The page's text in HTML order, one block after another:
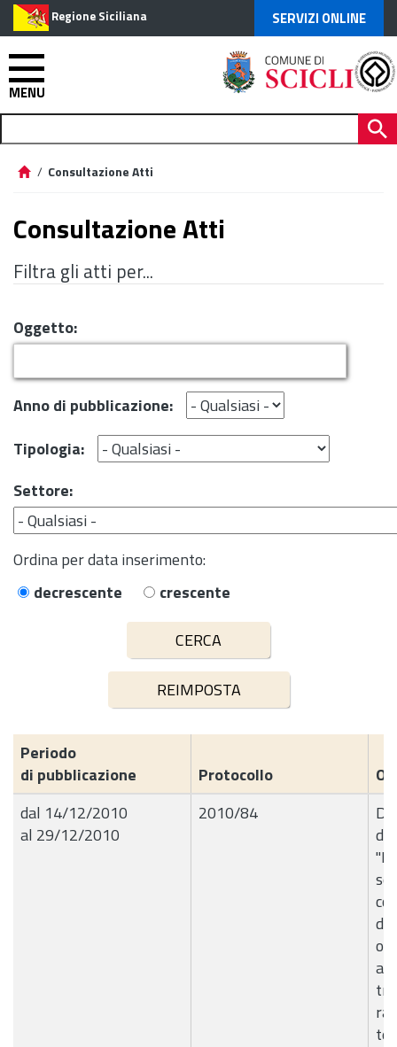
Regione Siciliana SERVIZI ONLINE
MENU
/ Consultazione Atti
Consultazione Atti
Filtra gli atti per...
Oggetto:
Anno di pubblicazione:
Tipologia:
Settore:
Ordina per data inserimento:
decrescente
crescente
Periodo
di pubblicazione
Protocollo
dal 14/12/2010
al 29/12/2010
2010/84